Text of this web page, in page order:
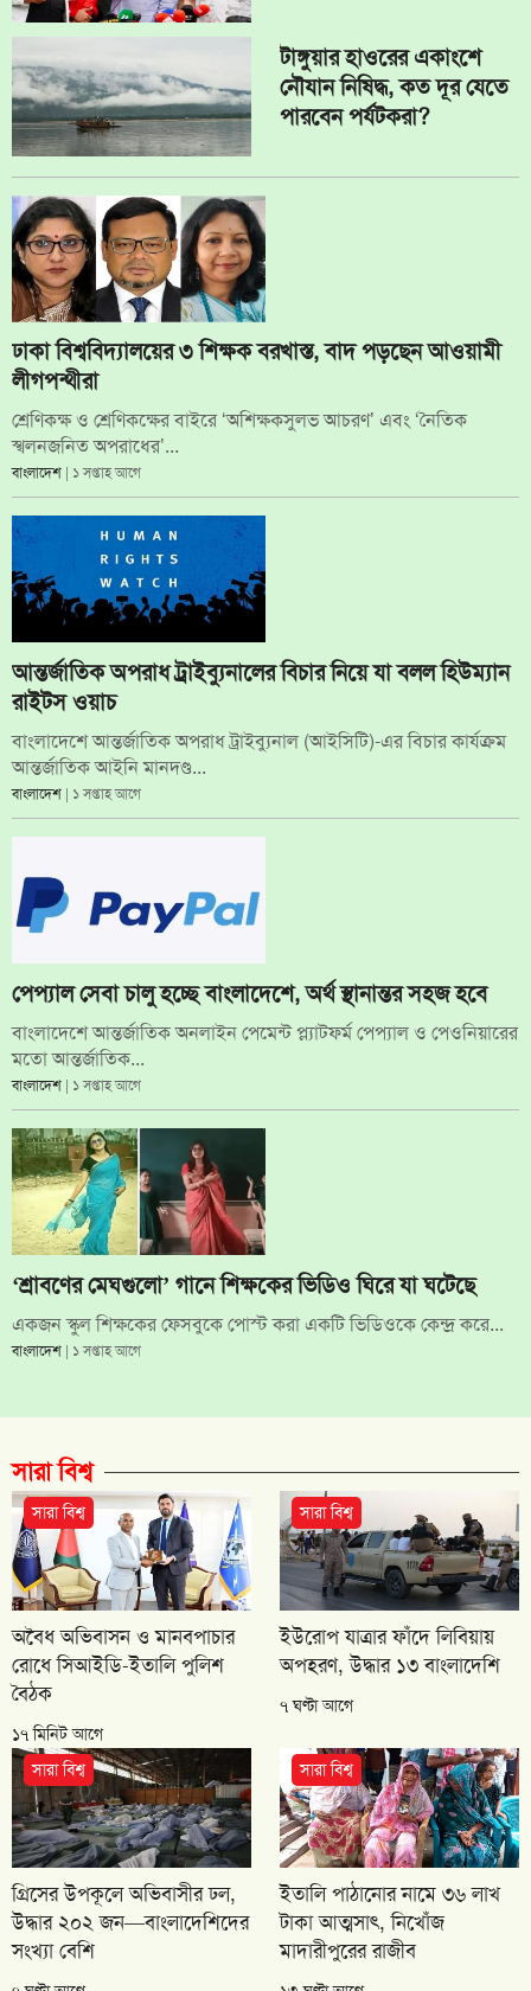
টাঙ্গুয়ার হাওরের একাংশে
নৌযান নিষিদ্ধ, কত দূর যেতে
পারবেন পর্যটকরা?
ঢাকা বিশ্ববিদ্যালয়ের ৩ শিক্ষক বরখাস্ত, বাদ পড়ছেন আওয়ামী
লীগপন্থীরা
শ্রেণিকক্ষ ও শ্রেণিকক্ষের বাইরে ‘অশিক্ষকসুলভ আচরণ’ এবং ‘নৈতিক
স্খলনজনিত অপরাধের’...
বাংলাদেশ | ১ সপ্তাহ আগে
আন্তর্জাতিক অপরাধ ট্রাইব্যুনালের বিচার নিয়ে যা বলল হিউম্যান
রাইটস ওয়াচ
বাংলাদেশে আন্তর্জাতিক অপরাধ ট্রাইব্যুনাল (আইসিটি)-এর বিচার কার্যক্রম
আন্তর্জাতিক আইনি মানদণ্ড...
বাংলাদেশ | ১ সপ্তাহ আগে
পেপ্যাল সেবা চালু হচ্ছে বাংলাদেশে, অর্থ স্থানান্তর সহজ হবে
বাংলাদেশে আন্তর্জাতিক অনলাইন পেমেন্ট প্ল্যাটফর্ম পেপ্যাল ও পেওনিয়ারের
মতো আন্তর্জাতিক...
বাংলাদেশ | ১ সপ্তাহ আগে
‘শ্রাবণের মেঘগুলো’ গানে শিক্ষকের ভিডিও ঘিরে যা ঘটেছে
একজন স্কুল শিক্ষকের ফেসবুকে পোস্ট করা একটি ভিডিওকে কেন্দ্র করে...
বাংলাদেশ | ১ সপ্তাহ আগে
সারা বিশ্ব
সারা বিশ্ব
অবৈধ অভিবাসন ও মানবপাচার
রোধে সিআইডি-ইতালি পুলিশ
বৈঠক
১৭ মিনিট আগে
সারা বিশ্ব
ইউরোপ যাত্রার ফাঁদে লিবিয়ায়
অপহরণ, উদ্ধার ১৩ বাংলাদেশি
৭ ঘণ্টা আগে
সারা বিশ্ব
গ্রিসের উপকূলে অভিবাসীর ঢল,
উদ্ধার ২০২ জন—বাংলাদেশিদের
সংখ্যা বেশি
সারা বিশ্ব
ইতালি পাঠানোর নামে ৩৬ লাখ
টাকা আত্মসাৎ, নিখোঁজ
মাদারীপুরের রাজীব